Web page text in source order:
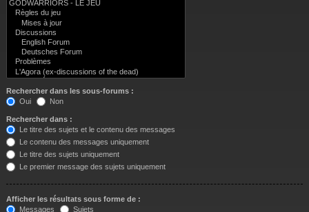
Rechercher dans les sous-forums :
Oui
Non
Rechercher dans :
Le titre des sujets et le contenu des messages
Le contenu des messages uniquement
Le titre des sujets uniquement
Le premier message des sujets uniquement
Afficher les résultats sous forme de :
Messages
Sujets